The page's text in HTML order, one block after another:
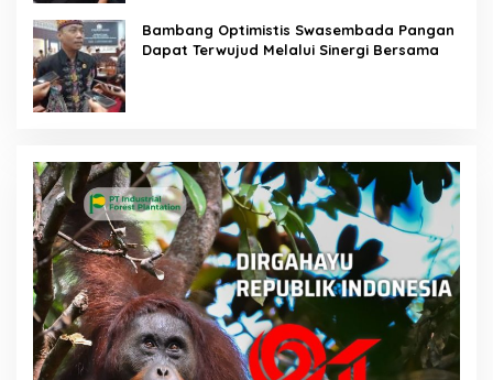
Bambang Optimistis Swasembada Pangan
Dapat Terwujud Melalui Sinergi Bersama